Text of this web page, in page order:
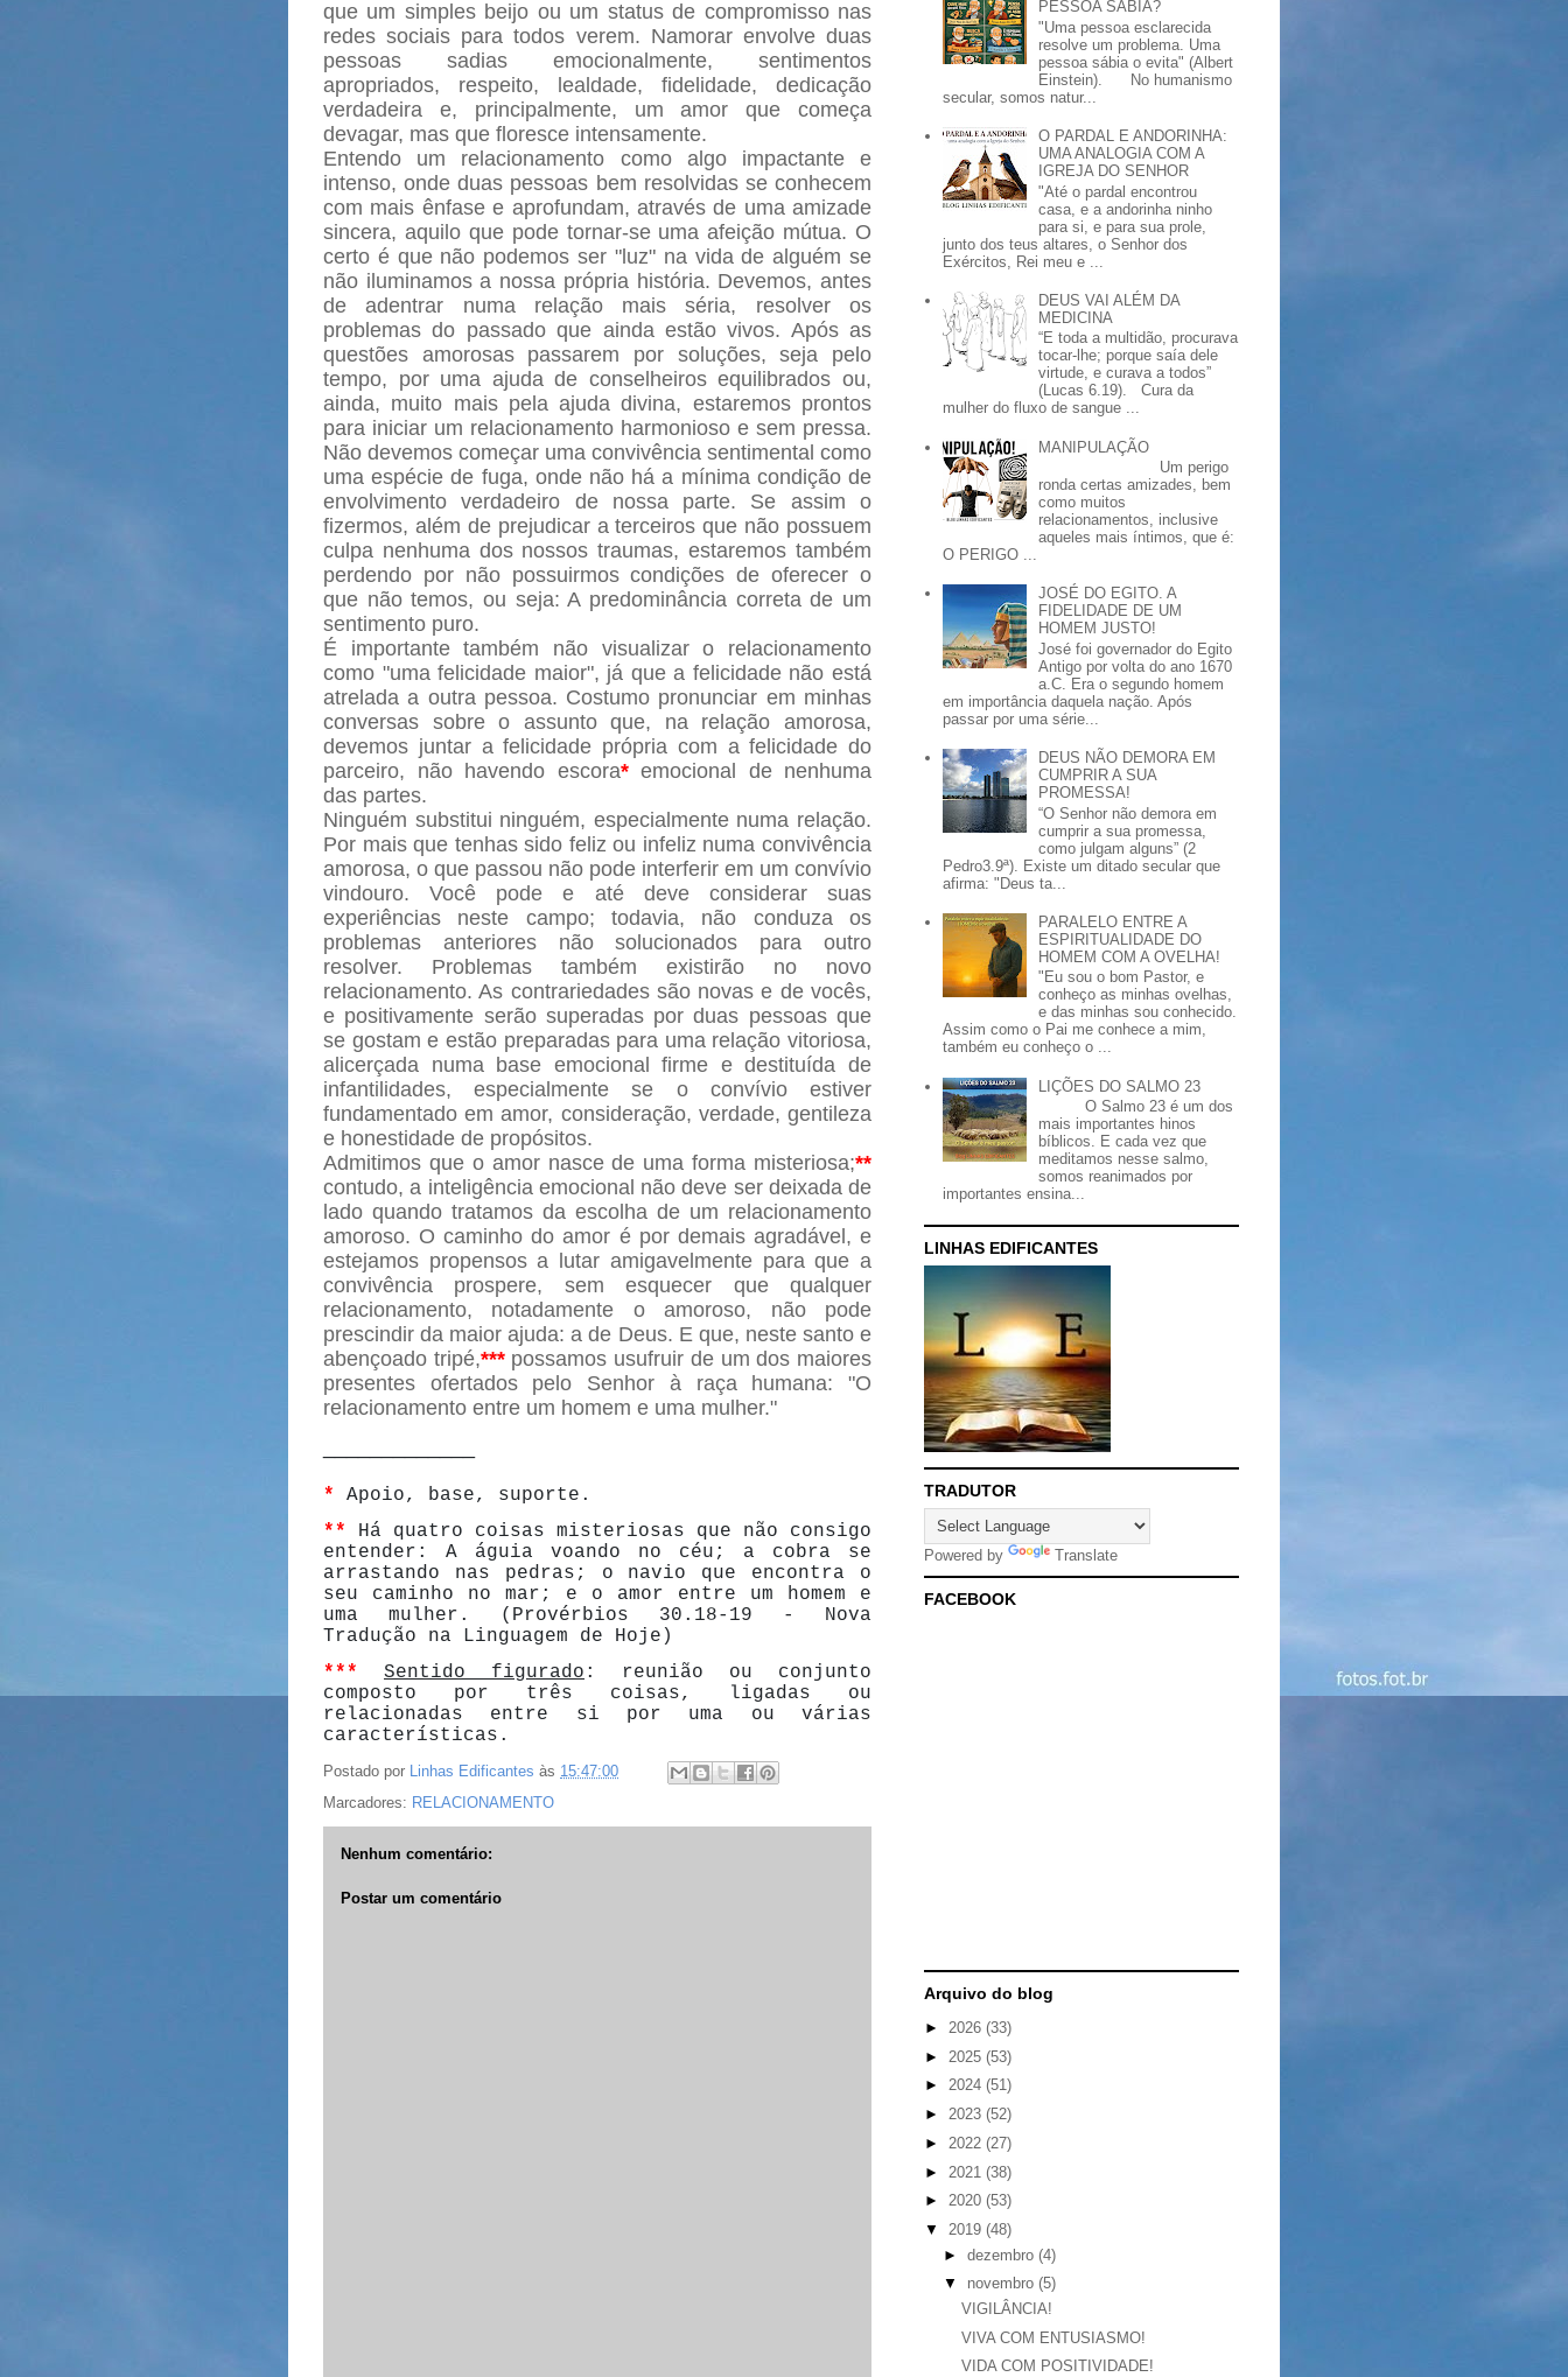
que um simples beijo ou um status de compromisso nas
redes sociais para todos verem. Namorar envolve duas
pessoas sadias emocionalmente, sentimentos
apropriados, respeito, lealdade, fidelidade, dedicação
verdadeira e, principalmente, um amor que começa
devagar, mas que floresce intensamente.
Entendo um relacionamento como algo impactante e
intenso, onde duas pessoas bem resolvidas se conhecem
com mais ênfase e aprofundam, através de uma amizade
sincera, aquilo que pode tornar-se uma afeição mútua. O
certo é que não podemos ser "luz" na vida de alguém se
não iluminamos a nossa própria história. Devemos, antes
de adentrar numa relação mais séria, resolver os
problemas do passado que ainda estão vivos. Após as
questões amorosas passarem por soluções, seja pelo
tempo, por uma ajuda de conselheiros equilibrados ou,
ainda, muito mais pela ajuda divina, estaremos prontos
para iniciar um relacionamento harmonioso e sem pressa.
Não devemos começar uma convivência sentimental como
uma espécie de fuga, onde não há a mínima condição de
envolvimento verdadeiro de nossa parte. Se assim o
fizermos, além de prejudicar a terceiros que não possuem
culpa nenhuma dos nossos traumas, estaremos também
perdendo por não possuirmos condições de oferecer o
que não temos, ou seja: A predominância correta de um
sentimento puro.
É importante também não visualizar o relacionamento
como "uma felicidade maior", já que a felicidade não está
atrelada a outra pessoa. Costumo pronunciar em minhas
conversas sobre o assunto que, na relação amorosa,
devemos juntar a felicidade própria com a felicidade do
parceiro, não havendo escora*emocional de nenhuma
das partes.
Ninguém substitui ninguém, especialmente numa relação.
Por mais que tenhas sido feliz ou infeliz numa convivência
amorosa, o que passou não pode interferir em um convívio
vindouro. Você pode e até deve considerar suas
experiências neste campo; todavia, não conduza os
problemas anteriores não solucionados para outro
resolver. Problemas também existirão no novo
relacionamento. As contrariedades são novas e de vocês,
e positivamente serão superadas por duas pessoas que
se gostam e estão preparadas para uma relação vitoriosa,
alicerçada numa base emocional firme e destituída de
infantilidades, especialmente se o convívio estiver
fundamentado em amor, consideração, verdade, gentileza
e honestidade de propósitos.
Admitimos que o amor nasce de uma forma misteriosa;**
contudo, a inteligência emocional não deve ser deixada de
lado quando tratamos da escolha de um relacionamento
amoroso. O caminho do amor é por demais agradável, e
estejamos propensos a lutar amigavelmente para que a
convivência prospere, sem esquecer que qualquer
relacionamento, notadamente o amoroso, não pode
prescindir da maior ajuda: a de Deus. E que, neste santo e
abençoado tripé,***possamos usufruir de um dos maiores
presentes ofertados pelo Senhor à raça humana: "O
relacionamento entre um homem e uma mulher."
*
Apoio, base, suporte.
**
Há quatro coisas misteriosas que não consigo
entender: A águia voando no céu; a cobra se
arrastando nas pedras; o navio que encontra o
seu caminho no mar; e o amor entre um homem e
uma mulher. (Provérbios 30.18-19 - Nova
Tradução na Linguagem de Hoje)
***
Sentido figurado : reunião ou conjunto
composto por três coisas, ligadas ou
relacionadas entre si por uma ou várias
características.
Postado por Linhas Edificantes às 15:47:00
Marcadores: RELACIONAMENTO
Nenhum comentário:
Postar um comentário
PESSOA SÁBIA?
"Uma pessoa esclarecida
resolve um problema. Uma
pessoa sábia o evita" (Albert
Einstein). No humanismo
secular, somos natur...
O PARDAL E ANDORINHA:
UMA ANALOGIA COM A
IGREJA DO SENHOR
"Até o pardal encontrou
casa, e a andorinha ninho
para si, e para sua prole,
junto dos teus altares, o Senhor dos
Exércitos, Rei meu e ...
DEUS VAI ALÉM DA
MEDICINA
“E toda a multidão, procurava
tocar-lhe; porque saía dele
virtude, e curava a todos”
(Lucas 6.19). Cura da
mulher do fluxo de sangue ...
MANIPULAÇÃO
Um perigo
ronda certas amizades, bem
como muitos
relacionamentos, inclusive
aqueles mais íntimos, que é:
O PERIGO ...
JOSÉ DO EGITO. A
FIDELIDADE DE UM
HOMEM JUSTO!
José foi governador do Egito
Antigo por volta do ano 1670
a.C. Era o segundo homem
em importância daquela nação. Após
passar por uma série...
DEUS NÃO DEMORA EM
CUMPRIR A SUA
PROMESSA!
“O Senhor não demora em
cumprir a sua promessa,
como julgam alguns” (2
Pedro3.9ª). Existe um ditado secular que
afirma: "Deus ta...
PARALELO ENTRE A
ESPIRITUALIDADE DO
HOMEM COM A OVELHA!
"Eu sou o bom Pastor, e
conheço as minhas ovelhas,
e das minhas sou conhecido.
Assim como o Pai me conhece a mim,
também eu conheço o ...
LIÇÕES DO SALMO 23
O Salmo 23 é um dos
mais importantes hinos
bíblicos. E cada vez que
meditamos nesse salmo,
somos reanimados por
importantes ensina...
LINHAS EDIFICANTES
TRADUTOR
Powered by Translate
FACEBOOK
Arquivo do blog
► 2026 (33)
► 2025 (53)
► 2024 (51)
► 2023 (52)
► 2022 (27)
► 2021 (38)
► 2020 (53)
▼ 2019 (48)
► dezembro (4)
▼ novembro (5)
VIGILÂNCIA!
VIVA COM ENTUSIASMO!
VIDA COM POSITIVIDADE!